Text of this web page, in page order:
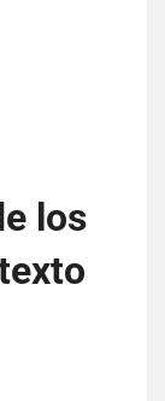
los